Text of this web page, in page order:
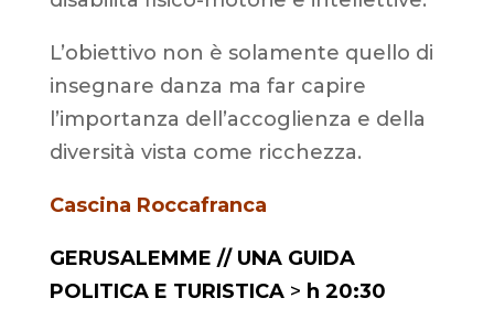
L’obiettivo non è solamente quello di
insegnare danza ma far capire
l’importanza dell’accoglienza e della
diversità vista come ricchezza.
Cascina Roccafranca
GERUSALEMME // UNA GUIDA
POLITICA E TURISTICA > h 20:30